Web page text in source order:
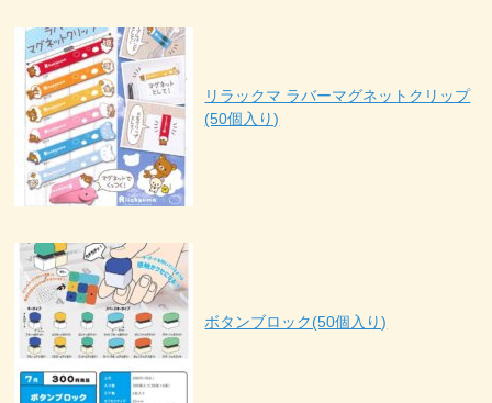
リラックマ ラバーマグネットクリップ
(50個入り)
ボタンブロック(50個入り)